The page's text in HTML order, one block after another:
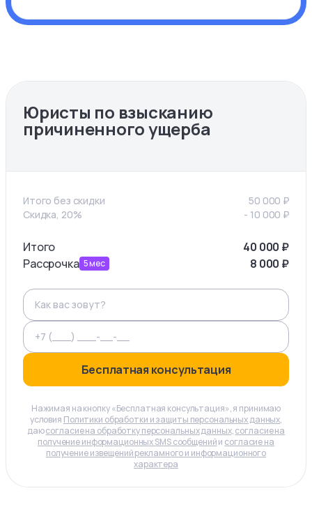
Юристы по взысканию
причиненного ущерба
Итого без скидки 50 000 ₽
Скидка, 20%
- 10 000 ₽
Итого 40 000 ₽
Рассрочка 5мес 8 000 ₽
Бесплатная консультация
Нажимая на кнопку «Бесплатная консультация», я принимаю
условия Политики обработки и защиты персональных данных,
даюсогласие на обработку персональных данных,согласие на
получение информационных SMS сообщенийи согласие на
получение извещений рекламного и информационного
характера